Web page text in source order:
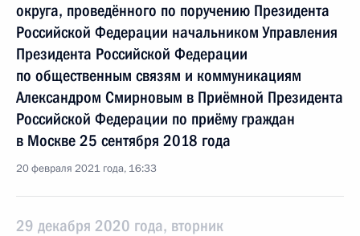
округа, проведённого по поручению Президента
Российской Федерации начальником Управления
Президента Российской Федерации
по общественным связям и коммуникациям
Александром Смирновым в Приёмной Президента
Российской Федерации по приёму граждан
в Москве 25 сентября 2018 года
20 февраля 2021 года, 16:33
29 декабря 2020 года, вторник